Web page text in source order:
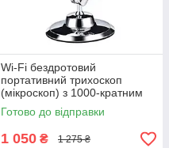
Wi-Fi бездротовий
портативний трихоскоп
(мікроскоп) з 1000-кратним
наближенням
Готово до відправки
1 050 ₴ 1 275 ₴